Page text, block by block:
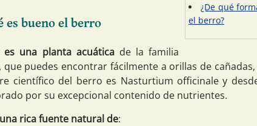
¿De qué
el berro?
es bueno el berro
es una planta acuáticade la familia
que puedes encontrar fácilmente a orillas de
científico del berro es Nasturtium officinale y
por su excepcional contenido de nutrientes.
rica fuente natural de: